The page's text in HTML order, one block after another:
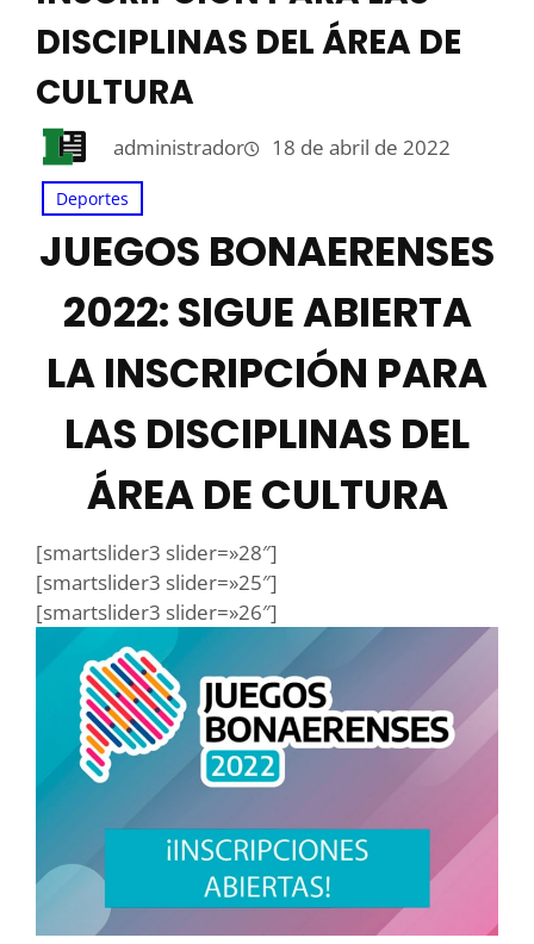
DISCIPLINAS DEL ÁREA DE
CULTURA
administrador 18 de abril de 2022
Deportes
JUEGOS BONAERENSES
2022: SIGUE ABIERTA
LA INSCRIPCIÓN PARA
LAS DISCIPLINAS DEL
ÁREA DE CULTURA
[smartslider3 slider=»28″]
[smartslider3 slider=»25″]
[smartslider3 slider=»26″]